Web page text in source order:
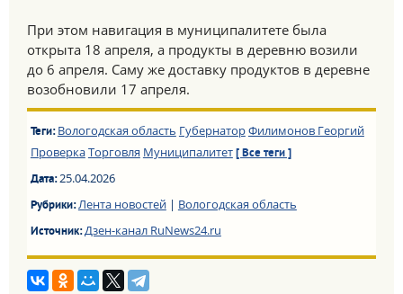
При этом навигация в муниципалитете была
открыта 18 апреля, а продукты в деревню возили
до 6 апреля. Саму же доставку продуктов в деревне
возобновили 17 апреля.
Теги: Вологодская область ГубернаторФилимонов Георгий
ПроверкаТорговля Муниципалитет [ Все теги ]
Дата:25.04.2026
Рубрики:Лента новостей| Вологодская область
Источник:Дзен-канал RuNews24.ru